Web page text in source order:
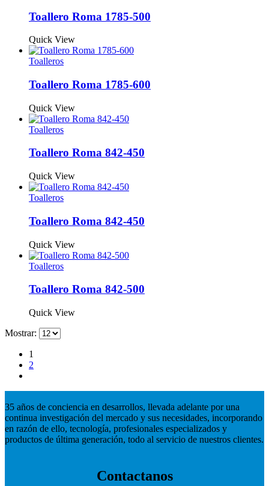
Toallero Roma 1785-500
Quick View
Toalleros
Toallero Roma 1785-600
Quick View
Toalleros
Toallero Roma 842-450
Quick View
Toalleros
Toallero Roma 842-450
Quick View
Toalleros
Toallero Roma 842-500
Quick View
Mostrar:
1
2
35 años de conciencia en desarrollos, llevada adelante por una
continua investigación del mercado y sus necesidades, incorporando
en razón de ello, tecnología, profesionales especializados y
productos de última generación, todo al servicio de nuestros clientes.
Contactanos